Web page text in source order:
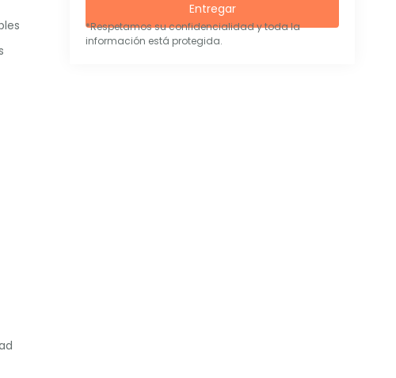
Entregar
*Respetamos su confidencialidad y toda la
información está protegida.